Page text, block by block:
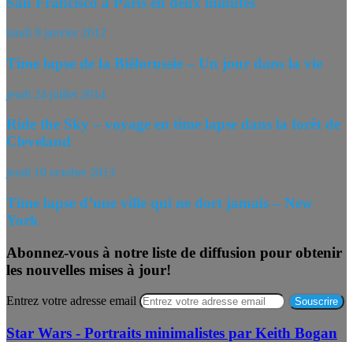
lundi 9 janvier 2012
Time lapse de la Biélorussie – Un jour dans la vie
jeudi 24 juillet 2014
Ride the Sky – voyage en time lapse dans la forêt de
Cleveland
jeudi 10 octobre 2013
Time lapse d’une ville qui ne dort jamais – New
York
Abonnez-vous à notre liste de diffusion pour obtenir
les nouvelles mises à jour!
Entrez votre adresse email
Star Wars - Portraits minimalistes par Keith Bogan